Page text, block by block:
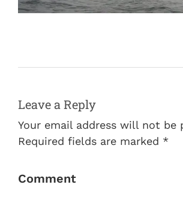
Leave a Reply
Your email address will not be
Required fields are marked *
Comment